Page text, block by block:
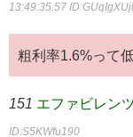
13:49:35.57
粗利率1.6%って
151 エファビレン
ID:S5KWfu190